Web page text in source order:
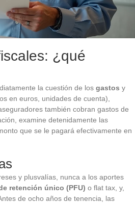
¿qué
la cuestión de los gastos y
en euros, unidades de cuenta),
también cobran gastos de
examine detenidamente las
que se le pagará efectivamente en
y plusvalías, nunca a los aportes
retención único (PFU) o flat tax, y,
Antes de ocho años de tenencia, las